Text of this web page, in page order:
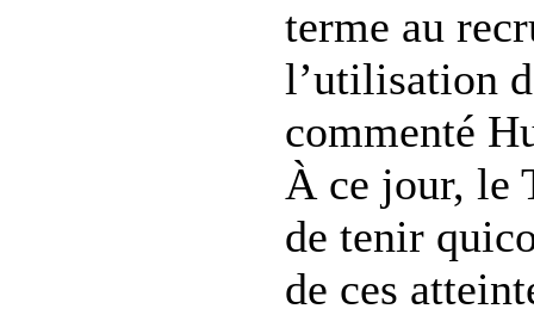
terme au
l’utilisation
commenté
À ce jour, le
de tenir
de ces